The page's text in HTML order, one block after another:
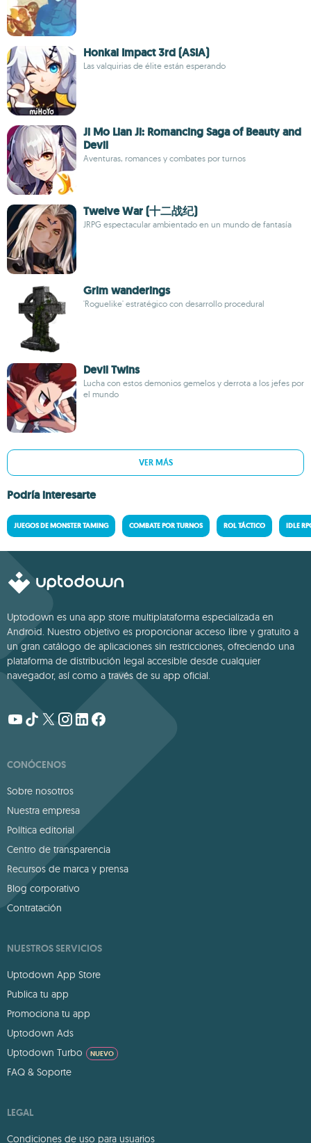
Honkai Impact 3rd (ASIA)
Las valquirias de élite están esperando
Ji Mo Lian Ji: Romancing Saga of Beauty and
Devil
Aventuras, romances y combates por turnos
Twelve War (十二战纪)
JRPG espectacular ambientado en un mundo de fantasía
Grim wanderings
'Roguelike' estratégico con desarrollo procedural
Devil Twins
Lucha con estos demonios gemelos y derrota a los jefes por
el mundo
VER MÁS
Podría interesarte
JUEGOS DE MONSTER TAMING COMBATE POR TURNOS ROL TÁCTICO IDLE
Uptodown es una app store multiplataforma especializada en
Android. Nuestro objetivo es proporcionar acceso libre y gratuito a
un gran catálogo de aplicaciones sin restricciones, ofreciendo una
plataforma de distribución legal accesible desde cualquier
navegador, así como a través de su app oficial.
CONÓCENOS
Sobre nosotros
Nuestra empresa
Política editorial
Centro de transparencia
Recursos de marca y prensa
Blog corporativo
Contratación
NUESTROS SERVICIOS
Uptodown App Store
Publica tu app
Promociona tu app
Uptodown Ads
Uptodown Turbo
NUEVO
FAQ & Soporte
LEGAL
Condiciones de uso para usuarios